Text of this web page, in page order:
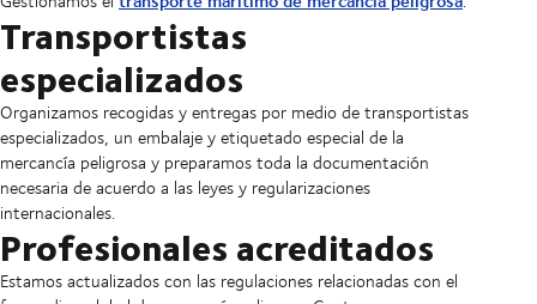
Transportistas
especializados
Organizamos recogidas y entregas por medio de transportistas
especializados, un embalaje y etiquetado especial de la
mercancía peligrosa y preparamos toda la documentación
necesaria de acuerdo a las leyes y regularizaciones
internacionales.
Profesionales acreditados
Estamos actualizados con las regulaciones relacionadas con el